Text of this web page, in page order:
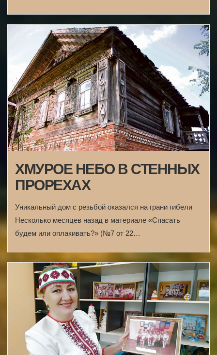
ХМУРОЕ НЕБО В СТЕННЫХ
ПРОРЕХАХ
Уникальный дом с резьбой оказался на грани гибели
Несколько месяцев назад в материале «Спасать
будем или оплакивать?» (№7 от 22…